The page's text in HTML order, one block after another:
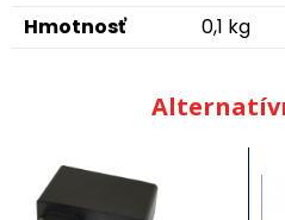
Hmotnosť
0,1 kg